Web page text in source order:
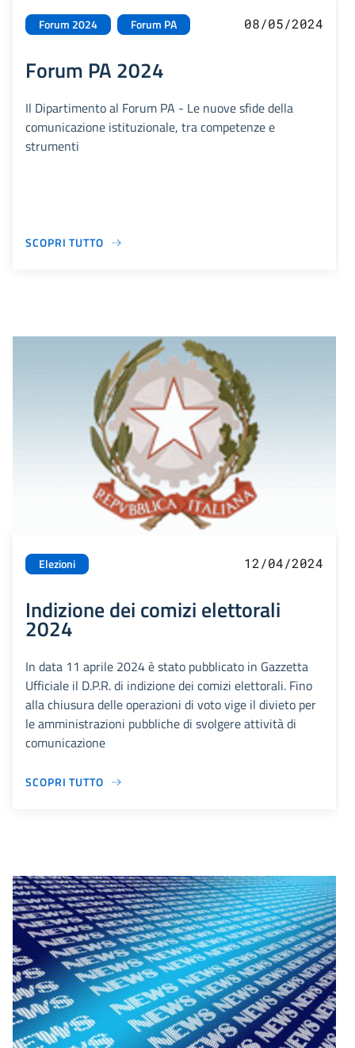
Forum 2024 Forum PA 08/05/2024
Forum PA 2024
Il Dipartimento al Forum PA - Le nuove sfide della
comunicazione istituzionale, tra competenze e
strumenti
SCOPRI TUTTO
Elezioni 12/04/2024
Indizione dei comizi elettorali
2024
In data 11 aprile 2024 è stato pubblicato in Gazzetta
Ufficiale il D.P.R. di indizione dei comizi elettorali. Fino
alla chiusura delle operazioni di voto vige il divieto per
le amministrazioni pubbliche di svolgere attività di
comunicazione
SCOPRI TUTTO